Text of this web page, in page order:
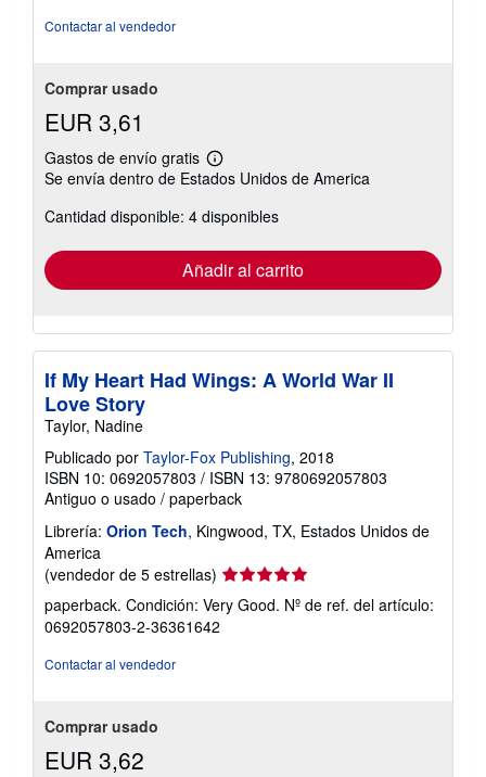
Contactar al vendedor
Comprar usado
EUR 3,61
Gastos de envío gratis
Más
información
las
tarifas
envío
Se envía dentro de Estados Unidos de America
Cantidad disponible: 4 disponibles
Añadir al carrito
If My Heart Had Wings: A World War II
Love Story
Taylor, Nadine
Publicado por Taylor-Fox Publishing, 2018
ISBN 10: 0692057803 / ISBN 13: 9780692057803
Antiguo o usado / paperback
Librería: Orion Tech, Kingwood, TX, Estados Unidos de
America
(vendedor de 5 estrellas) Calificación
vendedor:
paperback. Condición: Very Good. Nº de ref. del artículo:
0692057803-2-36361642
Contactar al vendedor
Comprar usado
EUR 3,62